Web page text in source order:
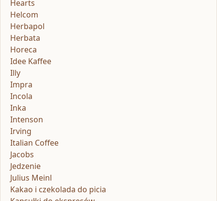
Hearts
Helcom
Herbapol
Herbata
Horeca
Idee Kaffee
Illy
Impra
Incola
Inka
Intenson
Irving
Italian Coffee
Jacobs
Jedzenie
Julius Meinl
Kakao i czekolada do picia